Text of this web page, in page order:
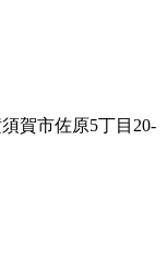
賀市佐原5丁目20-